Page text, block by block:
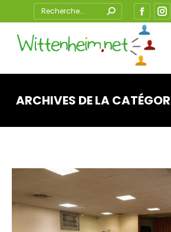
Search:
ARCHIVES DE LA